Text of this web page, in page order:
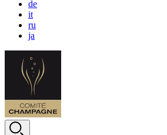
de
it
ru
ja